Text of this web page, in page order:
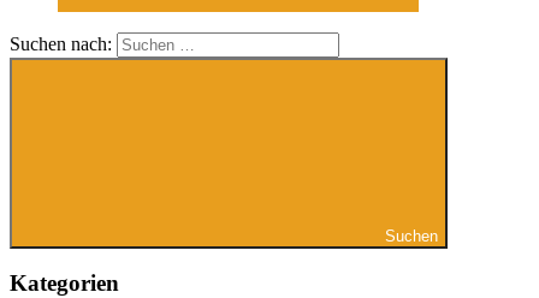
Suchen nach:
Suchen
Kategorien